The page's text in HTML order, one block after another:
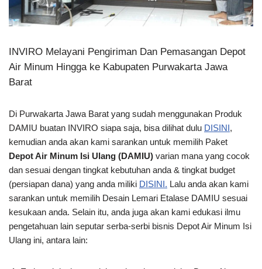
INVIRO Melayani Pengiriman Dan Pemasangan Depot
Air Minum Hingga ke Kabupaten Purwakarta Jawa
Barat
Di Purwakarta Jawa Barat yang sudah menggunakan Produk
DAMIU buatan INVIRO siapa saja, bisa dilihat dulu DISINI,
kemudian anda akan kami sarankan untuk memilih Paket
Depot Air Minum Isi Ulang (DAMIU) varian mana yang cocok
dan sesuai dengan tingkat kebutuhan anda & tingkat budget
(persiapan dana) yang anda miliki DISINI. Lalu anda akan kami
sarankan untuk memilih Desain Lemari Etalase DAMIU sesuai
kesukaan anda. Selain itu, anda juga akan kami edukasi ilmu
pengetahuan lain seputar serba-serbi bisnis Depot Air Minum Isi
Ulang ini, antara lain: